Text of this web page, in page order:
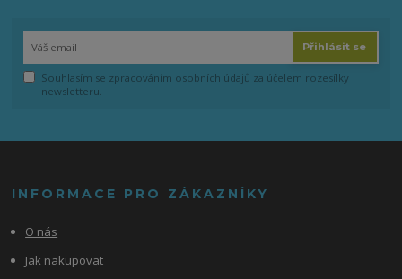
Přihlásit se
Souhlasím se zpracováním osobních údajů za účelem rozesílky
newsletteru.
INFORMACE PRO ZÁKAZNÍKY
O nás
Jak nakupovat